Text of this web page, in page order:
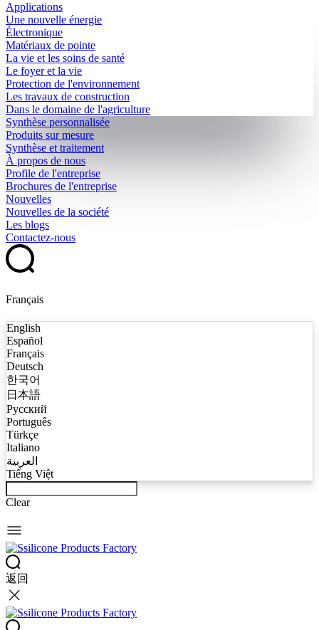
Applications
Une nouvelle énergie
Électronique
Matériaux de pointe
La vie et les soins de santé
Le foyer et la vie
Protection de l'environnement
Les travaux de construction
Dans le domaine de l'agriculture
Synthèse personnalisée
Produits sur mesure
Synthèse et traitement
À propos de nous
Profile de l'entreprise
Brochures de l'entreprise
Nouvelles
Nouvelles de la société
Les blogs
Contactez-nous
Français
English
Español
Français
Deutsch
한국어
日本語
Русский
Português
Türkçe
Italiano
العربية
Tiếng Việt
Clear
返回